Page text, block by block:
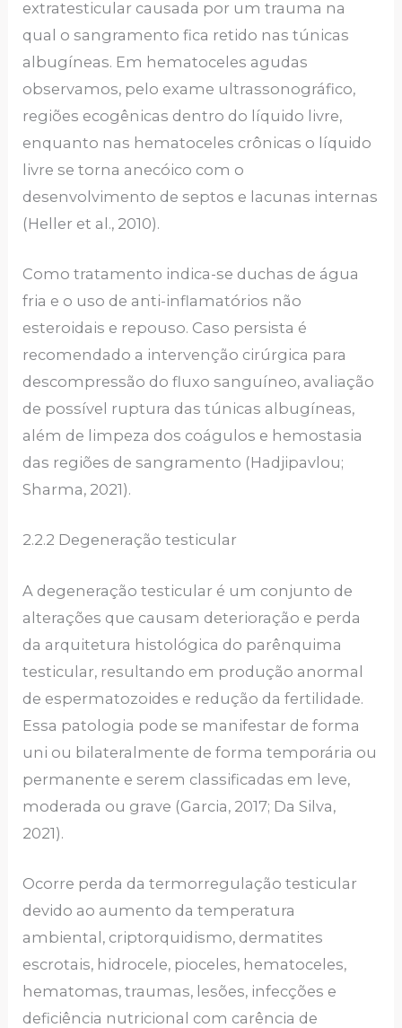
extratesticular causada por um trauma na
qual o sangramento fica retido nas túnicas
albugíneas. Em hematoceles agudas
observamos, pelo exame ultrassonográfico,
regiões ecogênicas dentro do líquido livre,
enquanto nas hematoceles crônicas o líquido
livre se torna anecóico com o
desenvolvimento de septos e lacunas internas
(Heller et al., 2010).
Como tratamento indica-se duchas de água
fria e o uso de anti-inflamatórios não
esteroidais e repouso. Caso persista é
recomendado a intervenção cirúrgica para
descompressão do fluxo sanguíneo, avaliação
de possível ruptura das túnicas albugíneas,
além de limpeza dos coágulos e hemostasia
das regiões de sangramento (Hadjipavlou;
Sharma, 2021).
2.2.2 Degeneração testicular
A degeneração testicular é um conjunto de
alterações que causam deterioração e perda
da arquitetura histológica do parênquima
testicular, resultando em produção anormal
de espermatozoides e redução da fertilidade.
Essa patologia pode se manifestar de forma
uni ou bilateralmente de forma temporária ou
permanente e serem classificadas em leve,
moderada ou grave (Garcia, 2017; Da Silva,
2021).
Ocorre perda da termorregulação testicular
devido ao aumento da temperatura
ambiental, criptorquidismo, dermatites
escrotais, hidrocele, pioceles, hematoceles,
hematomas, traumas, lesões, infecções e
deficiência nutricional com carência de